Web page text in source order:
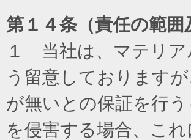
第１４条（責任の範囲
１ 当社は、マテリア
う留意しております
が無いとの保証を行
を侵害する場合、こ